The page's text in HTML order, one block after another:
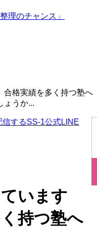
理のチャンス」
合格実績を多く持つ塾へ
ょうか...
います
持つ塾へ